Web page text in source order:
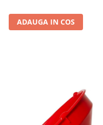
ADAUGA IN COS